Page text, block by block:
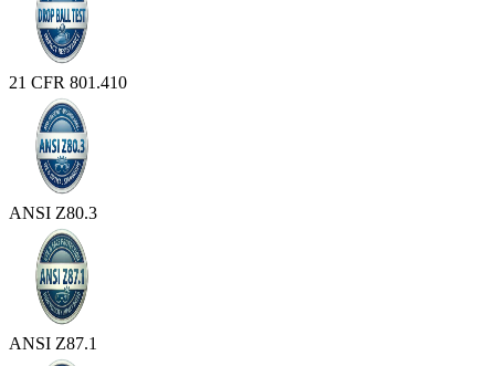
21 CFR 801.410
ANSI Z80.3
ANSI Z87.1